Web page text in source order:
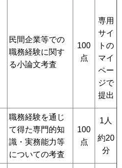
民間企業等での
職務経験に関す
る小論文考査
100
点
専用
サイ
トの
マイ
ペー
ジで
提出
職務経験を通じ
て得た専門的知
識・実務能力等
についての考査
100
点
1人
約20
分